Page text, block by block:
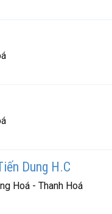
Dung H.C
Hoá - Thanh Hoá